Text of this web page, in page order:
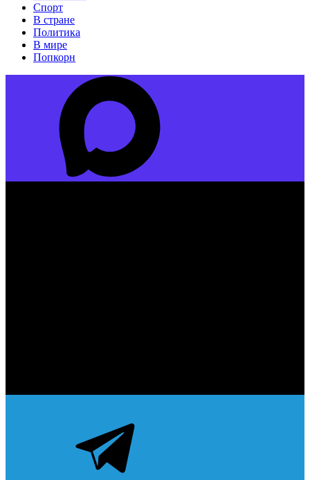
Спорт
В стране
Политика
В мире
Попкорн